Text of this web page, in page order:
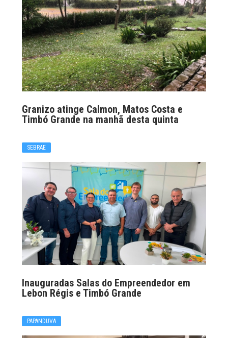
Granizo atinge Calmon, Matos Costa e
Timbó Grande na manhã desta quinta
SEBRAE
Inauguradas Salas do Empreendedor em
Lebon Régis e Timbó Grande
PAPANDUVA